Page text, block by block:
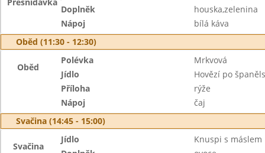
Doplněk
houska,zelenina
Nápoj
bílá káva
Oběd (11:30 - 12:30)
Oběd
Polévka
Mrkvová
Jídlo
Hovězí po
Příloha
rýže
Nápoj
čaj
Svačina (14:45 - 15:00)
Svačina
Jídlo
Knuspi s máslem